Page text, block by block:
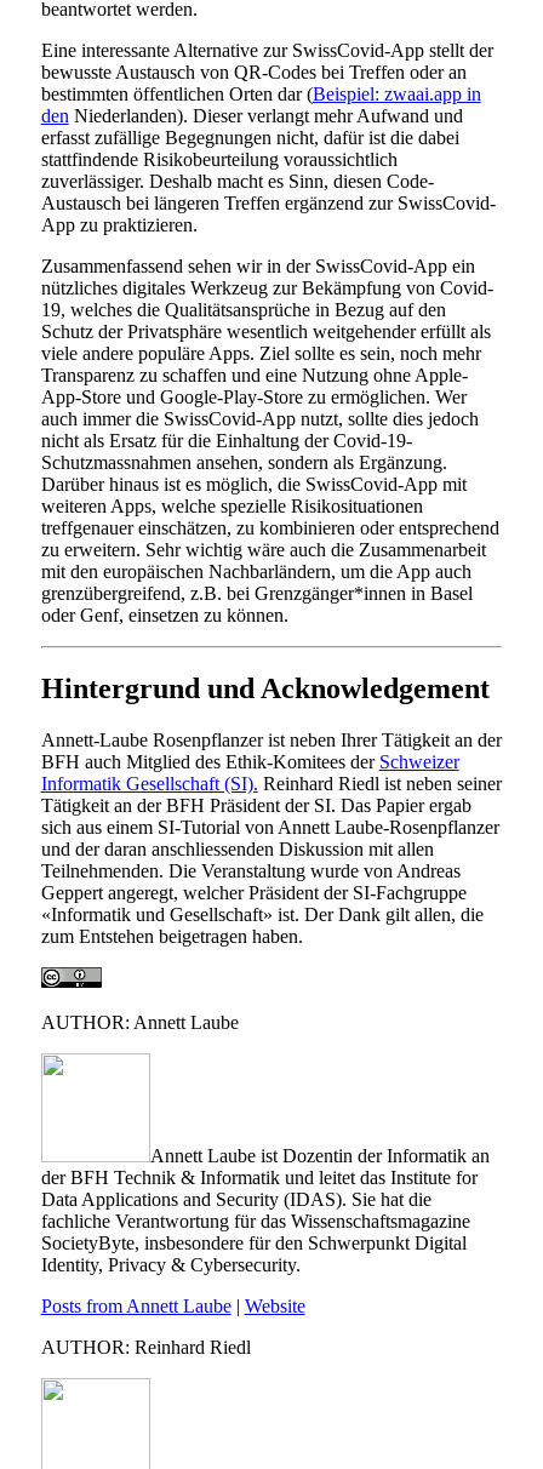
beantwortet werden.
Eine interessante Alternative zur SwissCovid-App stellt der
bewusste Austausch von QR-Codes bei Treffen oder an
bestimmten öffentlichen Orten dar (Beispiel: zwaai.app in
den Niederlanden). Dieser verlangt mehr Aufwand und
erfasst zufällige Begegnungen nicht, dafür ist die dabei
stattfindende Risikobeurteilung voraussichtlich
zuverlässiger. Deshalb macht es Sinn, diesen Code-
Austausch bei längeren Treffen ergänzend zur SwissCovid-
App zu praktizieren.
Zusammenfassend sehen wir in der SwissCovid-App ein
nützliches digitales Werkzeug zur Bekämpfung von Covid-
19, welches die Qualitätsansprüche in Bezug auf den
Schutz der Privatsphäre wesentlich weitgehender erfüllt als
viele andere populäre Apps. Ziel sollte es sein, noch mehr
Transparenz zu schaffen und eine Nutzung ohne Apple-
App-Store und Google-Play-Store zu ermöglichen. Wer
auch immer die SwissCovid-App nutzt, sollte dies jedoch
nicht als Ersatz für die Einhaltung der Covid-19-
Schutzmassnahmen ansehen, sondern als Ergänzung.
Darüber hinaus ist es möglich, die SwissCovid-App mit
weiteren Apps, welche spezielle Risikosituationen
treffgenauer einschätzen, zu kombinieren oder entsprechend
zu erweitern. Sehr wichtig wäre auch die Zusammenarbeit
mit den europäischen Nachbarländern, um die App auch
grenzübergreifend, z.B. bei Grenzgänger*innen in Basel
oder Genf, einsetzen zu können.
Hintergrund und Acknowledgement
Annett-Laube Rosenpflanzer ist neben Ihrer Tätigkeit an der
BFH auch Mitglied des Ethik-Komitees der Schweizer
Informatik Gesellschaft (SI). Reinhard Riedl ist neben seiner
Tätigkeit an der BFH Präsident der SI. Das Papier ergab
sich aus einem SI-Tutorial von Annett Laube-Rosenpflanzer
und der daran anschliessenden Diskussion mit allen
Teilnehmenden. Die Veranstaltung wurde von Andreas
Geppert angeregt, welcher Präsident der SI-Fachgruppe
«Informatik und Gesellschaft» ist. Der Dank gilt allen, die
zum Entstehen beigetragen haben.
AUTHOR: Annett Laube
Annett Laube ist Dozentin der Informatik an
der BFH Technik & Informatik und leitet das Institute for
Data Applications and Security (IDAS). Sie hat die
fachliche Verantwortung für das Wissenschaftsmagazine
SocietyByte, insbesondere für den Schwerpunkt Digital
Identity, Privacy & Cybersecurity.
Posts from Annett Laube| Website
AUTHOR: Reinhard Riedl